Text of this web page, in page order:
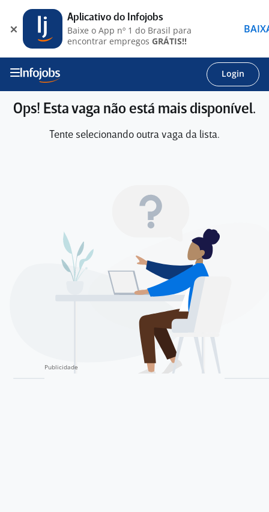
Login
Ops! Esta vaga não está mais disponível.
Tente selecionando outra vaga da lista.
Aplicativo do Infojobs
Baixe o App nº 1 do Brasil para
encontrar empregos GRÁTIS!!